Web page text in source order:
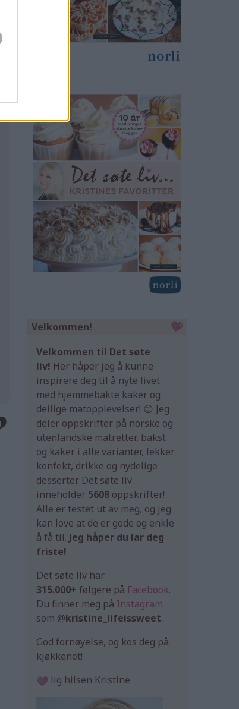
Velkommen!
Velkommen til Det søte
liv! Her håper jeg å kunne
inspirere deg til å nyte livet
med hjemmebakte kaker og
deilige matopplevelser! 😊 Jeg
deler oppskrifter på norske og
utenlandske matretter, bakst
og kaker i alle varianter, lekker
konfekt, drikke og nydelige
desserter. Det søte liv
inneholder 5608 oppskrifter!
Alle er testet ut av meg, og jeg
kan love at de er gode og enkle
å få til. Jeg håper du lar deg
friste!
Det søte liv har
315.000+ følgere på Facebook.
Du finner meg på Instagram
som @kristine_lifeissweet.
God fornøyelse, og kos deg på
kjøkkenet!
lig hilsen Kristine